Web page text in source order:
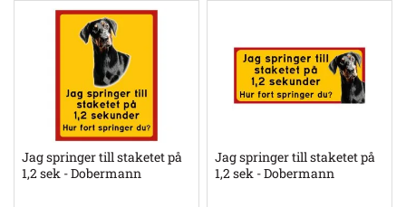
Jag springer till staketet på
1,2 sek - Dobermann
Jag springer till staketet på
1,2 sek - Dobermann